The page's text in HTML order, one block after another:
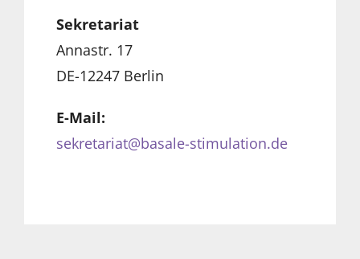
Sekretariat
Annastr. 17
DE-12247 Berlin
E-Mail:
sekretariat@basale-stimulation.de